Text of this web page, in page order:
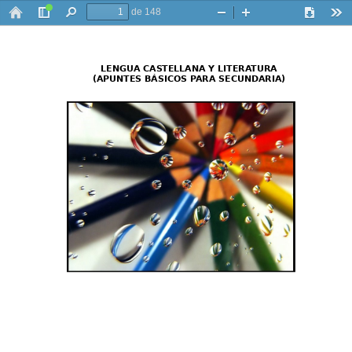
Barra
Buscar
de 148
Zoom
LENGUA CASTELLANA Y LITERATURA
(APUNTES BÁSICOS PARA SECUNDARIA)